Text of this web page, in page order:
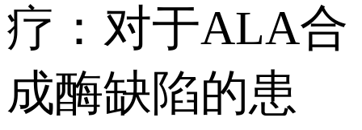
疗：对于ALA合
成酶缺陷的患